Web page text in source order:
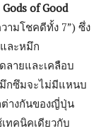
of Good
ามโชคดีทั้ง 7”) ซึ่ง
ละหมึก
ลายและเคลือบ
กซึมจะไม่มีแหนบ
างกันของญี่ปุ่น
ทคนิคเดียวกับ